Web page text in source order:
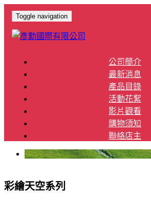
Toggle navigation
公司簡介
最新消息
產品目錄
活動花絮
影片觀看
購物須知
聯絡店主
彩繪天空系列